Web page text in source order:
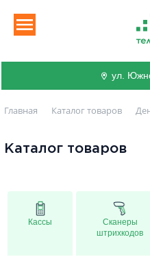
ул.
Главная Каталог товаров
Каталог товаров
Кассы
Сканеры
штрихкодов